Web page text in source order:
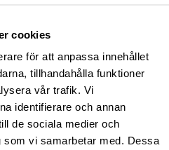
cookies
för att anpassa innehållet
tillhandahålla funktioner
vår trafik. Vi
identifierare och annan
de sociala medier och
som vi samarbetar med. Dessa
Slut i lager
Slut i lager
Finns i lager